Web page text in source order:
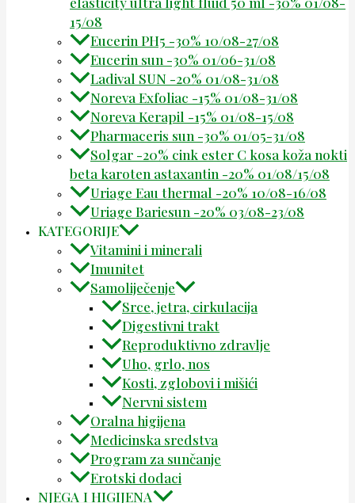
15/08
Eucerin PH5 -30% 10/08-27/08
Eucerin sun -30% 01/06-31/08
Ladival SUN -20% 01/08-31/08
Noreva Exfoliac -15% 01/08-31/08
Noreva Kerapil -15% 01/08-15/08
Pharmaceris sun -30% 01/05-31/08
Solgar -20% cink ester C kosa koža nokti
beta karoten astaxantin -20% 01/08/15/08
Uriage Eau thermal -20% 10/08-16/08
Uriage Bariesun -20% 03/08-23/08
KATEGORIJE
Vitamini i minerali
Imunitet
Samoliječenje
Srce, jetra, cirkulacija
Digestivni trakt
Reproduktivno zdravlje
Uho, grlo, nos
Kosti, zglobovi i mišići
Nervni sistem
Oralna higijena
Medicinska sredstva
Program za sunčanje
Erotski dodaci
NJEGA I HIGIJENA